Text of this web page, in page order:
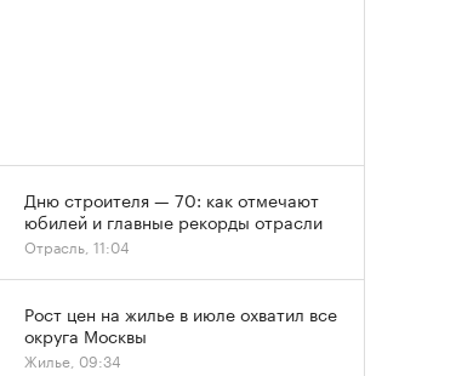
Дню строителя — 70: как отмечают
юбилей и главные рекорды отрасли
Отрасль, 11:04
Рост цен на жилье в июле охватил все
округа Москвы
Жилье, 09:34